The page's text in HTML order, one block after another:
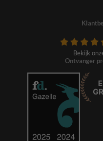
Bekijk
Ontvanger